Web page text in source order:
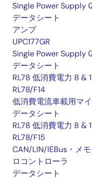
Single Power Supply
データシート
アンプ
UPC177GR
Single Power Supply
データシート
RL78 低消費電力 8 &
RL78/F14
低消費電流車載用マ
データシート
RL78 低消費電力 8 &
RL78/F15
CAN/LIN/IEBus・メ
ロコントローラ
データシート